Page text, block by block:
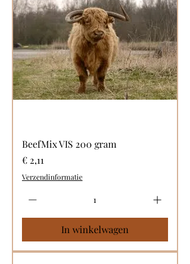
BeefMix VIS 200 gram
Prijs
€ 2,11
Verzendinformatie
In winkelwagen